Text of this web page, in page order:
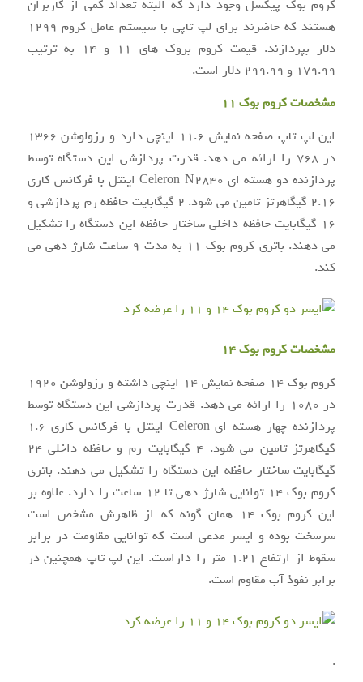
کروم بوک پیکسل وجود دارد که البته تعداد کمی از کاربران
هستند که حاضرند برای لپ تاپی با سیستم عامل کروم ۱۲۹۹
دلار بپردازند. قیمت کروم بروک های ۱۱ و ۱۴ به ترتیب
۱۷۹.۹۹ و ۲۹۹.۹۹ دلار است.
مشخصات کروم بوک ۱۱
این لپ تاپ صفحه نمایش ۱۱.۶ اینچی دارد و رزولوشن ۱۳۶۶
در ۷۶۸ را ارائه می دهد. قدرت پردازشی این دستگاه توسط
پردازنده دو هسته ای Celeron N2840 اینتل با فرکانس کاری
۲.۱۶ گیگاهرتز تامین می شود. ۲ گیگابایت حافظه رم پردازشی و
۱۶ گیگابایت حافظه داخلی ساختار حافظه این دستگاه را تشکیل
می دهند. باتری کروم بوک ۱۱ به مدت ۹ ساعت شارژ دهی می
کند.
مشخصات کروم بوک ۱۴
کروم بوک ۱۴ صفحه نمایش ۱۴ اینچی داشته و رزولوشن ۱۹۲۰
در ۱۰۸۰ را ارائه می دهد. قدرت پردازشی این دستگاه توسط
پردازنده چهار هسته ای Celeron اینتل با فرکانس کاری ۱.۶
گیگاهرتز تامین می شود. ۴ گیگابایت رم و حافظه داخلی ۲۴
گیگابایت ساختار حافظه این دستگاه را تشکیل می دهند. باتری
کروم بوک ۱۴ توانایی شارژ دهی تا ۱۲ ساعت را دارد. علاوه بر
این کروم بوک ۱۴ همان گونه که از ظاهرش مشخص است
سرسخت بوده و ایسر مدعی است که توانایی مقاومت در برابر
سقوط از ارتفاع ۱.۲۱ متر را داراست. این لپ تاپ همچنین در
برابر نفوذ آب مقاوم است.
.